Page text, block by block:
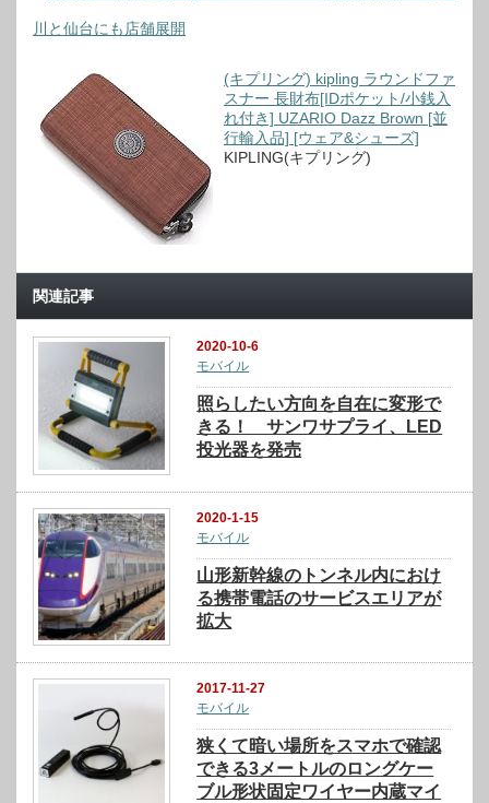
川と仙台にも店舗展開
(キプリング) kipling ラウンドファ
スナー 長財布[IDポケット/小銭入
れ付き] UZARIO Dazz Brown [並
行輸入品] [ウェア&シューズ]
KIPLING(キプリング)
関連記事
2020-10-6
モバイル
照らしたい方向を自在に変形で
きる！ サンワサプライ、LED
投光器を発売
2020-1-15
モバイル
山形新幹線のトンネル内におけ
る携帯電話のサービスエリアが
拡大
2017-11-27
モバイル
狭くて暗い場所をスマホで確認
できる3メートルのロングケー
ブル形状固定ワイヤー内蔵マイ